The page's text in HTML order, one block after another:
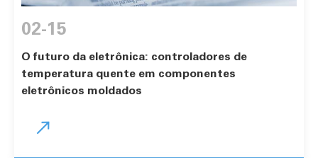
02-15
O futuro da eletrônica: controladores de
temperatura quente em componentes
eletrônicos moldados
